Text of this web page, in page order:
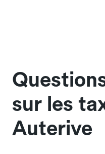
sur les
Auterive